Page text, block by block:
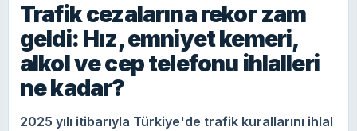
Trafik cezalarına rekor zam
geldi: Hız, emniyet kemeri,
alkol ve cep telefonu ihlalleri
ne kadar?
2025 yılı itibarıyla Türkiye'de trafik kurallarını ihlal